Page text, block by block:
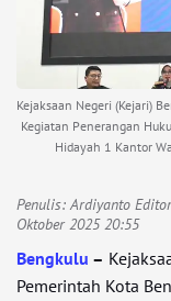
Kejaksaan Negeri (Kejari)
Kegiatan Penerangan
Hidayah 1 Kantor
Penulis:Ardiyanto
Oktober 2025 20:55
Bengkulu –
Pemerintah Kota